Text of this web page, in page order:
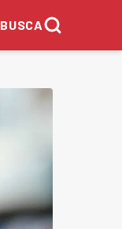
BUSCA